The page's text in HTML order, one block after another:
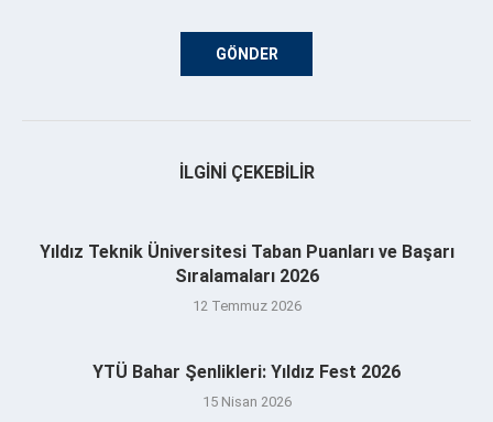
İLGINI ÇEKEBILIR
Yıldız Teknik Üniversitesi Taban Puanları ve Başarı
Sıralamaları 2026
12 Temmuz 2026
YTÜ Bahar Şenlikleri: Yıldız Fest 2026
15 Nisan 2026